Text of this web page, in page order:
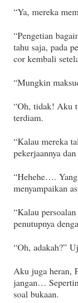
“Ya, mereka
“Pengetian
tahu saja, pada
cor kembali
“Mungkin
“Oh, tidak! Aku
terdiam.
“Kalau mereka
pekerjaannya
“Hehehe….
menyampaikan
“Kalau
penutupnya
“Oh, adakah?”
Aku juga heran,
jangan…
soal bukaan.